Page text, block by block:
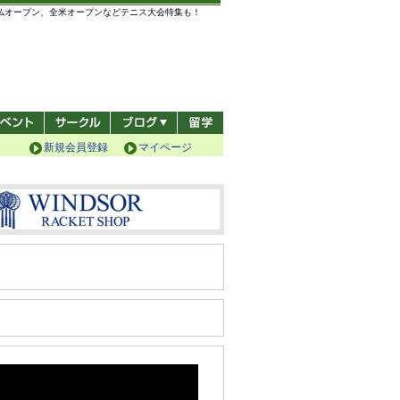
ープン、全米オープンなどテニス大会特集も！
マイページ
新規会員登録